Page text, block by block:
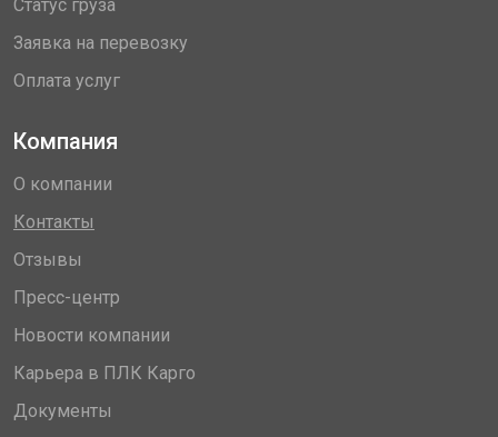
Статус груза
Заявка на перевозку
Оплата услуг
Компания
О компании
Контакты
Отзывы
Пресс-центр
Новости компании
Карьера в ПЛК Карго
Документы